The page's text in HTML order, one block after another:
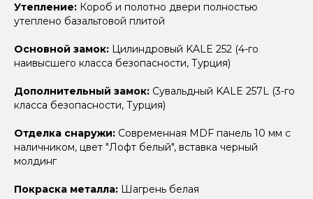
Утепление: Короб и полотно двери полностью
утеплено базальтовой плитой
Основной замок: Цилиндровый KALE 252 (4-го
наивысшего класса безопасности, Турция)
Дополнительный замок: Сувальдный KALE 257L (3-го
класса безопасности, Турция)
Отделка снаружи: Современная MDF панель 10 мм с
наличником, цвет "Лофт белый", вставка черный
молдинг
Покраска металла: Шагрень белая